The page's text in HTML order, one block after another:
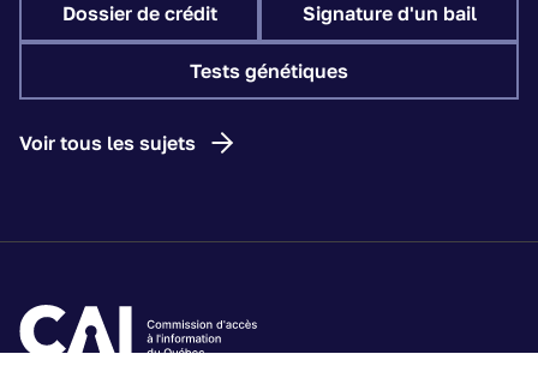
Dossier de crédit Signature d'un bail
Tests génétiques
Voir tous les sujets